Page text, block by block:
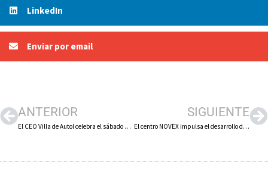
LinkedIn
Enviar por email
ANTERIOR
El CEO Villa de Autol celebra el sábado 20 de junio su XVI Maratón de Cuentacuentos
SIGUIENTE
El centro NOVEX impulsa el desarrollo de materiales antibacterianos sostenibles con su proyecto BIOADBACT